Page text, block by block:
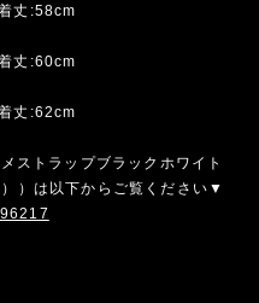
丈:58cm
丈:60cm
丈:62cm
ストラップブラックホワイト
）は以下からご覧ください▼